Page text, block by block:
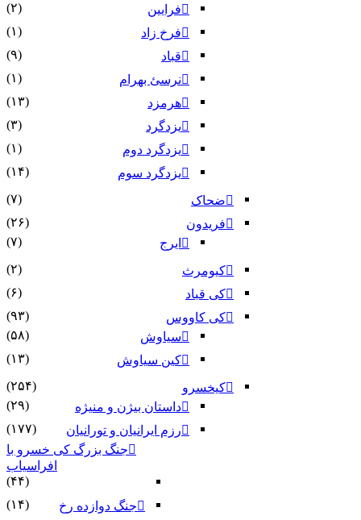
فرایین
(۲)
فرخ زاد
(۱)
قباد
(۹)
نرسئ بهرام‏
(۱)
هرمزد
(۱۳)
یزدگرد
(۳)
یزدگرد دوم
(۱)
یزدگرد سوم
(۱۴)
ضحاک
(۷)
فریدون
(۲۶)
ایرج
(۷)
کیومرث
(۲)
کی قباد
(۶)
کی کاووس
(۹۳)
سیاوش
(۵۸)
کین سیاوش
(۱۳)
کیخسرو
(۲۵۴)
داستان بیژن و منیژه
(۲۹)
رزم ایرانیان و تورانیان
(۱۷۷)
جنگ بزرگ کی خسرو با
افراسیاب
(۴۴)
جنگ دوازده رخ
(۱۴)